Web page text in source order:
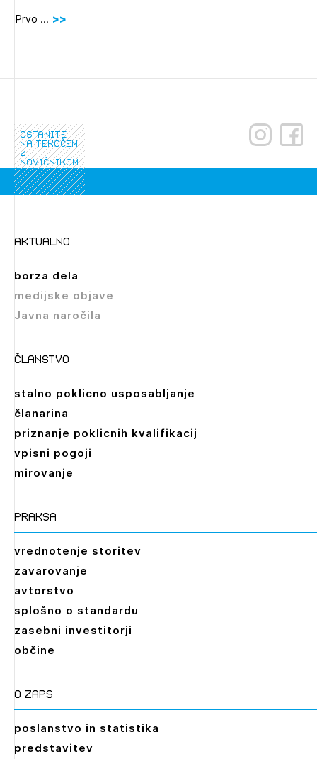
Prvo ...
ostanite
na tekočem
z
novičnikom
aktualno
borza dela
medijske objave
Javna naročila
članstvo
stalno poklicno usposabljanje
članarina
priznanje poklicnih kvalifikacij
vpisni pogoji
mirovanje
praksa
vrednotenje storitev
zavarovanje
avtorstvo
splošno o standardu
zasebni investitorji
občine
O zaps
poslanstvo in statistika
predstavitev